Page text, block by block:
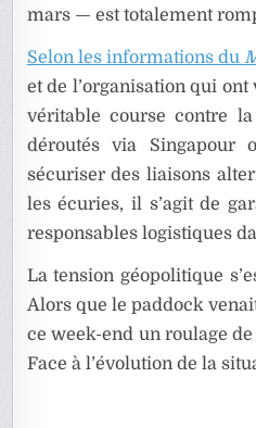
mars — est totalement
Selon les informations du
et de l’organisation qui
véritable course contre la
déroutés via Singapour
sécuriser des liaisons
les écuries, il s’agit de
responsables logistiques
La tension géopolitique
Alors que le paddock
ce week-end un roulage
Face à l’évolution de la